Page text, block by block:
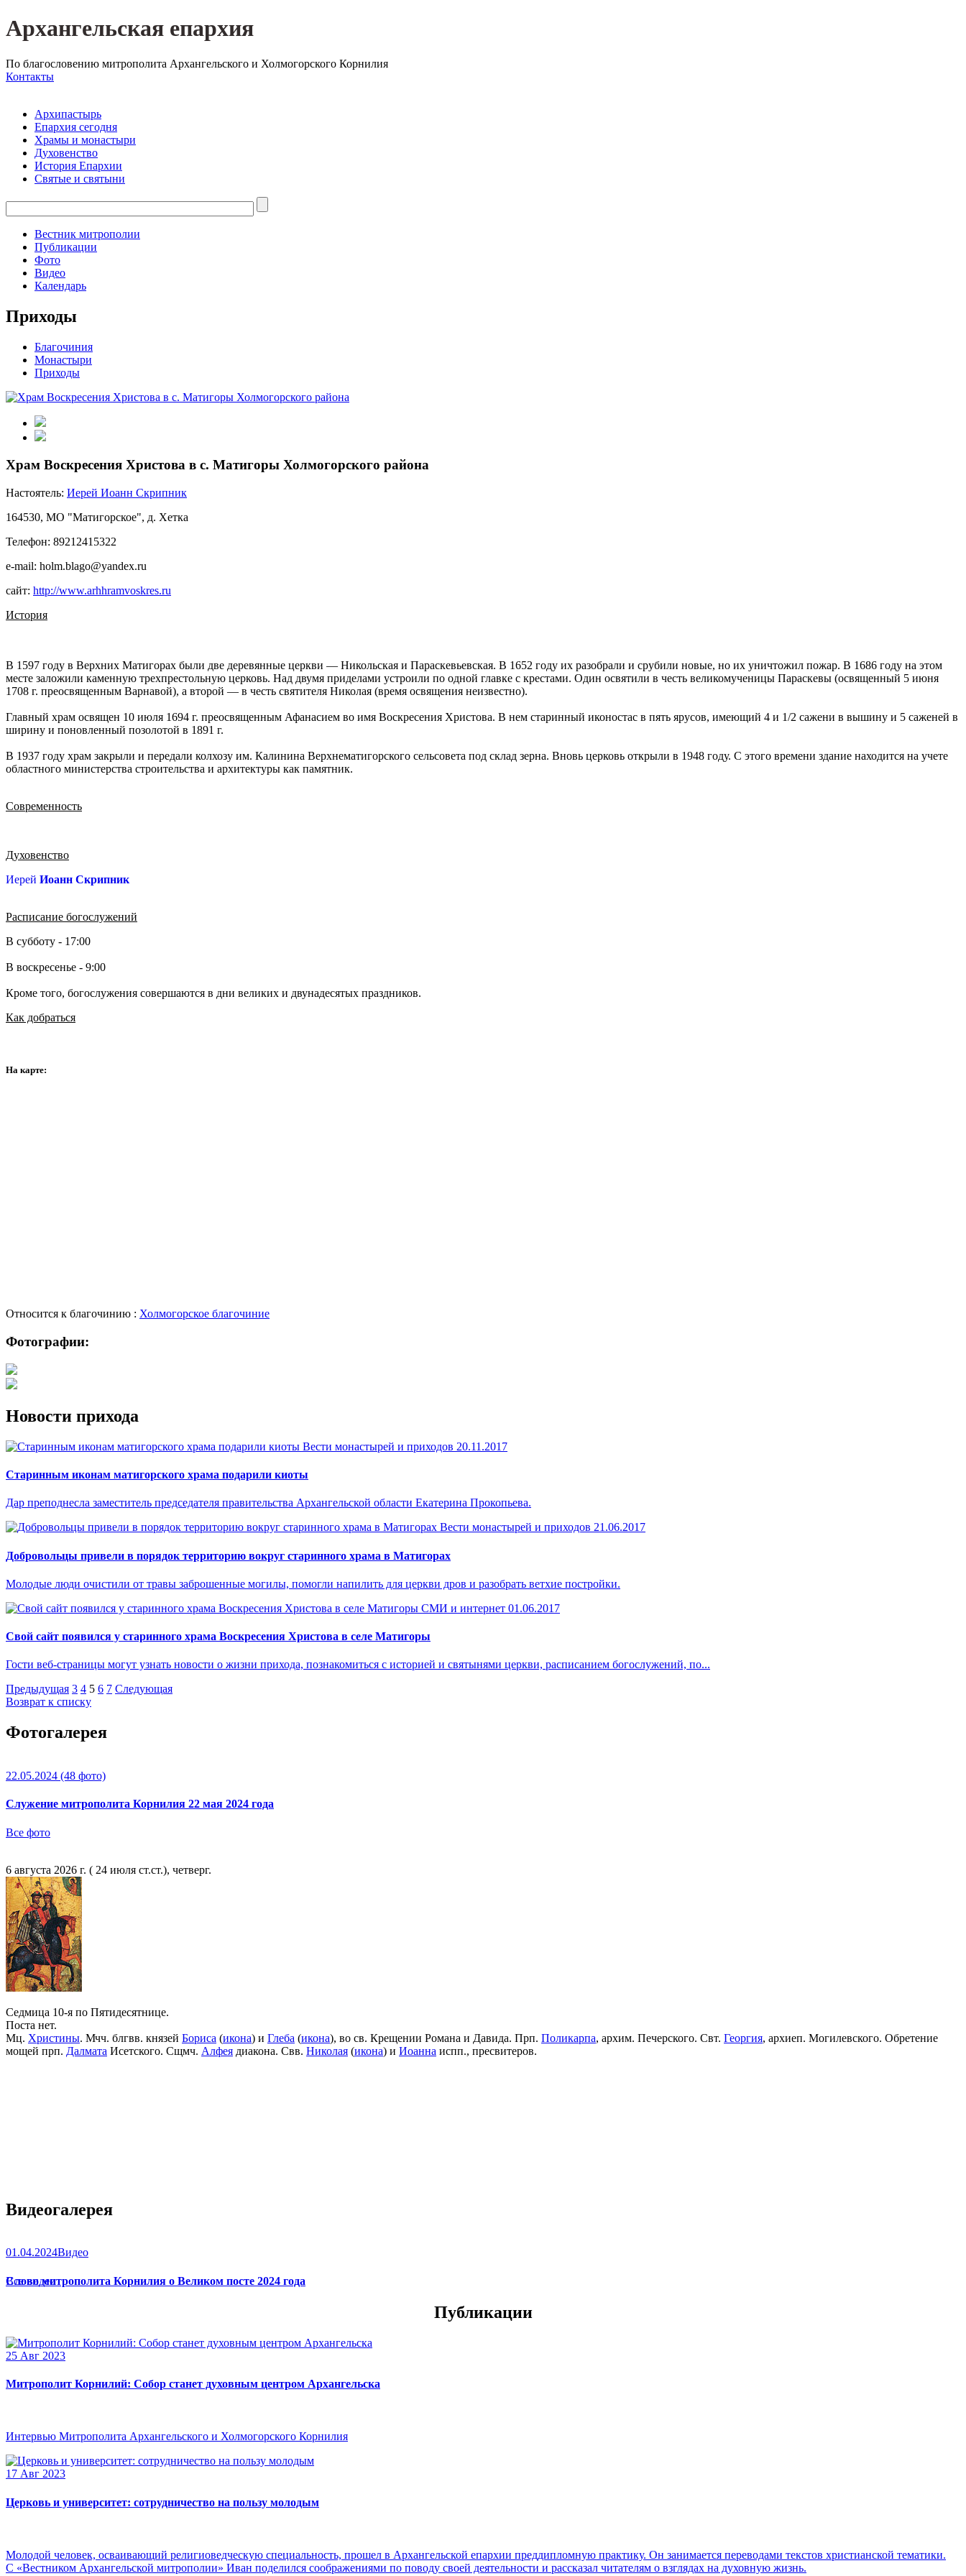
Архангельская епархия
По благословению митрополита Архангельского и Холмогорского Корнилия
Контакты
Архипастырь
Епархия сегодня
Храмы и монастыри
Духовенство
История Епархии
Святые и святыни
Вестник митрополии
Публикации
Фото
Видео
Календарь
Приходы
Благочиния
Монастыри
Приходы
Храм Воскресения Христова в с. Матигоры Холмогорского района
Настоятель: Иерей Иоанн Скрипник
164530, МО "Матигорское", д. Хетка
Телефон: 89212415322
e-mail: holm.blago@yandex.ru
сайт: http://www.arhhramvoskres.ru
История
В 1597 году в Верхних Матигорах были две деревянные церкви — Никольская и Параскевьевская. В 1652 году их разобрали и срубили новые, но их уничтожил пожар. В 1686 году на этом
месте заложили каменную трехпрестольную церковь. Над двумя приделами устроили по одной главке с крестами. Один освятили в честь великомученицы Параскевы (освя­щенный 5 июня
1708 г. преосвященным Варнавой), а второй — в честь святителя Николая (время освящения неизвестно).
Главный храм освящен 10 июля 1694 г. преосвященным Афанасием во имя Воскресения Христова. В нем старинный иконостас в пять ярусов, имеющий 4 и 1/2 саже­ни в вышину и 5 саженей в
ширину и поновленный позолотой в 1891 г.
В 1937 году храм закрыли и передали колхозу им. Калинина Верхнематигорского сельсовета под склад зерна. Вновь церковь открыли в 1948 году. С этого времени здание находится на учете
областного министерства строительства и архитектуры как памятник.
Современность
Духовенство
Иерей Иоанн Скрипник
Расписание богослужений
В субботу - 17:00
В воскресенье - 9:00
Кроме того, богослужения совершаются в дни великих и двунадесятых праздников.
Как добраться
На карте:
Относится к благочинию : Холмогорское благочиние
Фотографии:
Новости прихода
Вести монастырей и приходов 20.11.2017
Старинным иконам матигорского храма подарили киоты
Дар преподнесла заместитель председателя правительства Архангельской области Екатерина Прокопьева.
Вести монастырей и приходов 21.06.2017
Добровольцы привели в порядок территорию вокруг старинного храма в Матигорах
Молодые люди очистили от травы заброшенные могилы, помогли напилить для церкви дров и разобрать ветхие постройки.
СМИ и интернет 01.06.2017
Свой сайт появился у старинного храма Воскресения Христова в селе Матигоры
Гости веб-страницы могут узнать новости о жизни прихода, познакомиться с историей и святынями церкви, расписанием богослужений, по...
Предыдущая 3 4 5 6 7 Следующая
Возврат к списку
Фотогалерея
22.05.2024 (48 фото)
Служение митрополита Корнилия 22 мая 2024 года
Все фото
6 августа 2026 г. ( 24 июля ст.ст.), четверг.
Седмица 10-я по Пятидесятнице.
Поста нет.
Мц. Христины. Мчч. блгвв. князей Бориса (икона) и Глеба (икона), во св. Крещении Романа и Давида. Прп. Поликарпа, архим. Печерского. Свт. Георгия, архиеп. Могилевского. Обретение
мощей прп. Далмата Исетского. Сщмч. Алфея диакона. Свв. Николая (икона) и Иоанна испп., пресвитеров.
Видеогалерея
01.04.2024Видео
Слово митрополита Корнилия о Великом посте 2024 года
Все видео
Публикации
25 Авг 2023
Митрополит Корнилий: Собор станет духовным центром Архангельска
Интервью Митрополита Архангельского и Холмогорского Корнилия
17 Авг 2023
Церковь и университет: сотрудничество на пользу молодым
Молодой человек, осваивающий религиоведческую специальность, прошел в Архангельской епархии преддипломную практику. Он занимается переводами текстов христианской тематики.
С «Вестником Архангельской митрополии» Иван поделился соображениями по поводу своей деятельности и рассказал читателям о взглядах на духовную жизнь.